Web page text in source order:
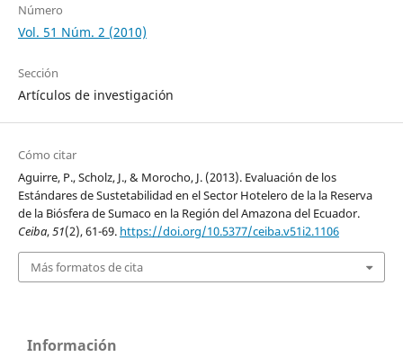
Número
Vol. 51 Núm. 2 (2010)
Sección
Artículos de investigación
Cómo citar
Aguirre, P., Scholz, J., & Morocho, J. (2013). Evaluación de los
Estándares de Sustetabilidad en el Sector Hotelero de la la Reserva
de la Biósfera de Sumaco en la Región del Amazona del Ecuador.
Ceiba,51(2), 61-69. https://doi.org/10.5377/ceiba.v51i2.1106
Más formatos de cita
Información